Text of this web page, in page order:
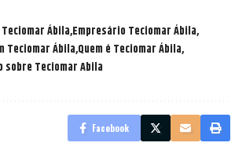
Ábila Empresário Teciomar Ábila
Teciomar Ábila Quem é Teciomar Ábila
sobre Teciomar Abila
Facebook